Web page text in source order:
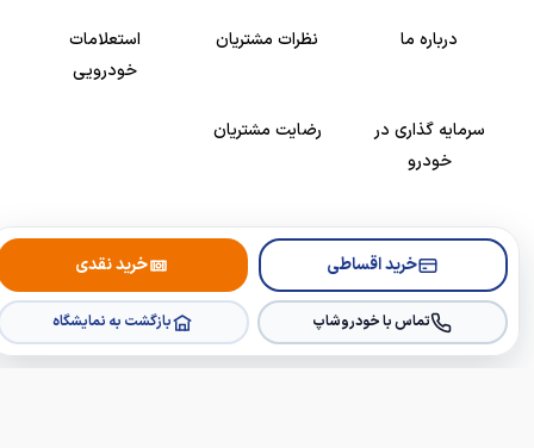
خرید اقساطی خرید نقدی
تماس با خودروشاپ بازگشت به نمایشگاه
درباره ما نظرات مشتریان
استعلامات
خودرویی
سرمایه گذاری در
خودرو
رضایت مشتریان
Copyright © 2005-2026Khodroshop.ir